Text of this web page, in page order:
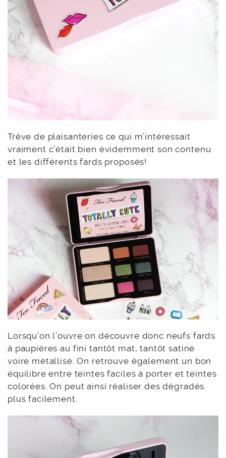
Trêve de plaisanteries ce qui m’intéressait
vraiment c’était bien évidemment son contenu
et les différents fards proposés!
Lorsqu’on l’ouvre on découvre donc neufs fards
à paupières au fini tantôt mat, tantôt satiné
voire métallisé. On retrouve également un bon
équilibre entre teintes faciles à porter et teintes
colorées. On peut ainsi réaliser des dégradés
plus facilement.